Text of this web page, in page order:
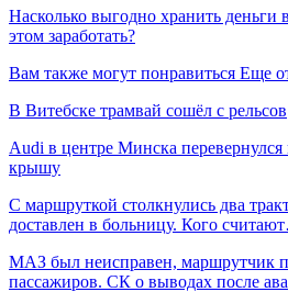
Насколько выгодно хранить деньги
этом заработать?
Вам также могут понравиться Еще
В Витебске трамвай сошёл с рельсов
Audi в центре Минска перевернулся
крышу
С маршруткой столкнулись два
доставлен в больницу. Кого
МАЗ был неисправен, маршрутчик
пассажиров. СК о выводах после